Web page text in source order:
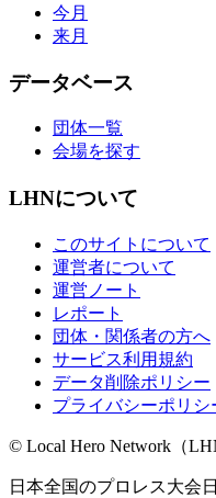
今月
来月
データベース
団体一覧
会場を探す
LHNについて
このサイトについて
運営者について
運営ノート
レポート
団体・関係者の方へ
サービス利用規約
データ削除ポリシー
プライバシーポリシ
© Local Hero Network（
日本全国のプロレス大会